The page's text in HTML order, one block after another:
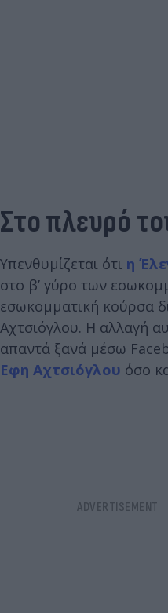
Στο πλευρό
Υπενθυμίζεται ότι η
στο β’ γύρο των
εσωκομματική κούρσα
Αχτσιόγλου. Η αλλαγή
απαντά ξανά μέσω
Εφη Αχτσιόγλου όσο